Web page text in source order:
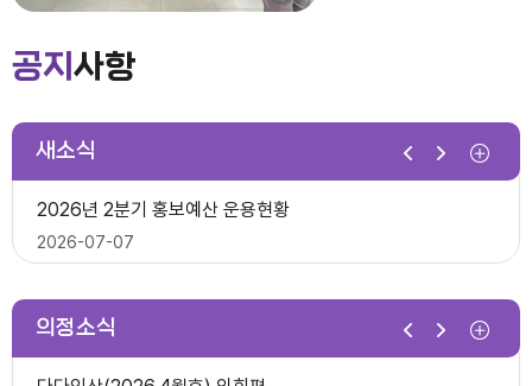
제279회 익산시의회 임시회 집회공고
제278회 익산시의회 임시회 의사일정(안)
공지 사항
새소식
2026-03-26
2026년 2분기 홍보예산 운용현황
2026-07-07
의정소식
다다익산(2025.12월호) 의회편
2025-12-03